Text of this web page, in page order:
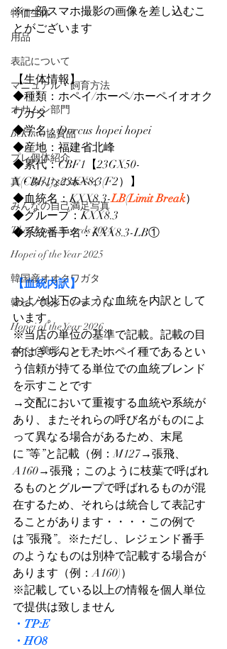
特価生体
用品
表記について
マニュアル・飼育方法
オサムシ部門
BeKuwa協賛品
プレ個体紹介
真・みんなのホペイ
みんなの自己満足写真
The Hopei Awards 2024
Hopei of the Year 2025
韓国産オオクワガタ
韓ビノ美形コンテスト
Hopei of the Year 2026
ホペイ美形コンテスト
※一部スマホ撮影の画像を差し込むこ
とがございます
【生体情報】
◆種類：ホペイ/ホーペ/ホーペイオオク
ワガタ
◆学名：Dorcus hopei hopei
◆産地：福建省北峰
◆累代：CBF1【23GX50-
X(CBF1)×23KX8.3(F2）】
◆血統名：KXX8.3-LB(Limit Break）
◆グループ：KXX8.3
◆系統番手名：KXX8.3-LB①
【血統内訳】
およそ以下のような血統を内訳として
います。
※当店の単位の基準で記載。記載の目
的はきちんとしたホペイ種であるとい
う信頼が持てる単位での血統ブレンド
を示すことです
→交配において重複する血統や系統が
あり、またそれらの呼び名がものによ
って異なる場合があるため、末尾
に”等”と記載（例：M127→張飛、
A160→張飛；このように枝葉で呼ばれ
るものとグループで呼ばれるものが混
在するため、それらは統合して表記す
ることがあります・・・・この例で
は”張飛”。※ただし、レジェンド番手
のようなものは別枠で記載する場合が
あります（例：A160)）
※記載している以上の情報を個人単位
で提供は致しません
・TP:E
・HO8